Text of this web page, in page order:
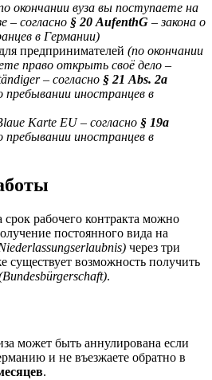
окончании вуза вы поступаете на
– согласно § 20 AufenthG – закона о
в Германии)
предпринимателей (по окончании
право открыть своё дело –
– согласно § 21 Abs. 2a
пребывании иностранцев в
Karte EU – согласно § 19a
пребывании иностранцев в
рабочего контракта можно
постоянного вида на
через три
существует возможность получить
.
может быть аннулирована если
и не въезжаете обратно в
.